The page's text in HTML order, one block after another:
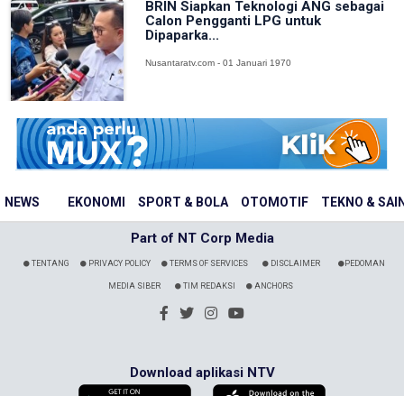
NEWS EKONOMI SPORT & BOLA OTOMOTIF TEKNO &
BRIN Siapkan Teknologi ANG sebagai
Calon Pengganti LPG untuk
Dipaparka...
Nusantaratv.com - 01 Januari 1970
Part of NT Corp Media
TENTANG PRIVACY POLICY TERMS OF SERVICES DISCLAIMER PEDOMAN
MEDIA SIBER TIM REDAKSI ANCHORS
Download aplikasi NTV